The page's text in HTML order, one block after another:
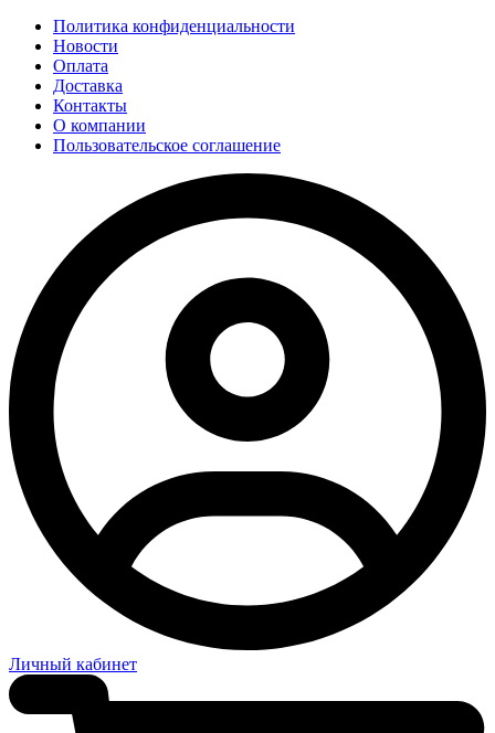
Политика конфиденциальности
Новости
Оплата
Доставка
Контакты
О компании
Пользовательское соглашение
Личный кабинет